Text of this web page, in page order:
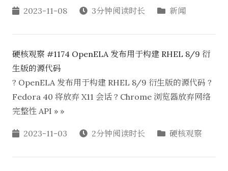
2023-11-08 3分钟阅读时长 新闻
硬核观察 #1174 OpenELA 发布用于构建 RHEL 8/9 衍
生版的源代码
? OpenELA 发布用于构建 RHEL 8/9 衍生版的源代码 ?
Fedora 40 将放弃 X11 会话 ? Chrome 浏览器放弃网络
完整性 API » »
2023-11-03 2分钟阅读时长 硬核观察